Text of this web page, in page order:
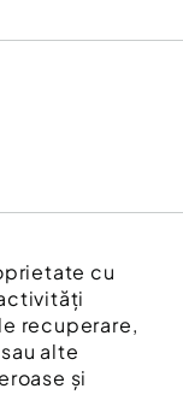
cu
recuperare,
alte
și